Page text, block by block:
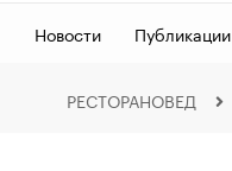
Новости Публикации
РЕСТОРАНОВЕД